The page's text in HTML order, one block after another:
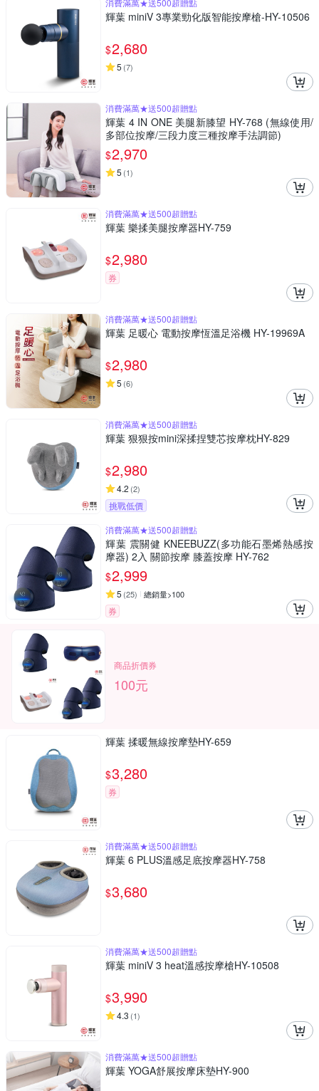
消費滿萬★送500超贈點
輝葉 miniV 3專業勁化版智能按摩槍-HY-10506
$2,680
5 (7)
消費滿萬★送500超贈點
輝葉 4 IN ONE 美腿新膝望 HY-768 (無線使用/
多部位按摩/三段力度三種按摩手法調節)
$2,970
5 (1)
消費滿萬★送500超贈點
輝葉 樂揉美腿按摩器HY-759
$2,980
券
消費滿萬★送500超贈點
輝葉 足暖心 電動按摩恆溫足浴機 HY-19969A
$2,980
5 (6)
消費滿萬★送500超贈點
輝葉 狠狠按mini深揉捏雙芯按摩枕HY-829
$2,980
4.2 (2)
挑戰低價
消費滿萬★送500超贈點
輝葉 震關健 KNEEBUZZ(多功能石墨烯熱感按
摩器) 2入 關節按摩 膝蓋按摩 HY-762
$2,999
5 (25) 總銷量>100
券
商品折價券
100元
輝葉 揉暖無線按摩墊HY-659
$3,280
券
消費滿萬★送500超贈點
輝葉 6 PLUS溫感足底按摩器HY-758
$3,680
消費滿萬★送500超贈點
輝葉 miniV 3 heat溫感按摩槍HY-10508
$3,990
4.3 (1)
消費滿萬★送500超贈點
輝葉 YOGA舒展按摩床墊HY-900